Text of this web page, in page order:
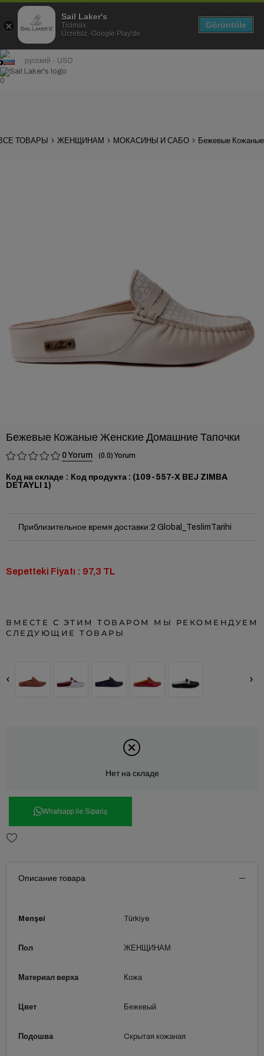
русский - USD
0
ТОВАРЫ ЖЕНЩИНАМ МОКАСИНЫ И САБО
Бежевые Кожаные Женские Домашние Тапочки
0 0.0
Код на складе
(109-557-X BEJ ZIMBA
DETAYLI 1)
Приблизительное время доставки:2 Global_TeslimTarihi
Sepetteki Fiyatı : 97,3 TL
ВМЕСТЕ С ЭТИМ ТОВАРОМ МЫ РЕКОМЕНДУЕМ
СЛЕДУЮЩИЕ ТОВАРЫ
‹ ›
Нет на складе
Whatsapp ile Sipariş
Описание товара
Menşei Türkiye
Пол ЖЕНЩИНАМ
Материал верха Кожа
Цвет Бежевый
Подошва Cкрытая кожаная
Sail Laker's
Ticimax
Ücretsiz -Google Play'de
Görüntüle